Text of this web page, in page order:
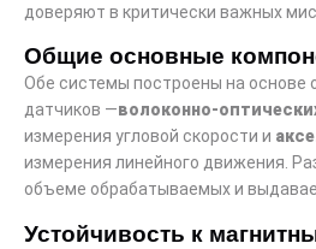
доверяют в критически важных
Общие основные
Обе системы построены на основе
датчиков —волоконно-
измерения угловой скорости и
измерения линейного движения.
объеме обрабатываемых и
Устойчивость к